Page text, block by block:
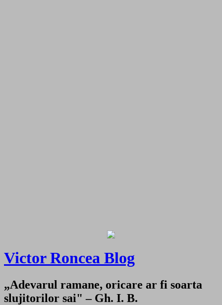
Victor Roncea Blog
„Adevarul ramane, oricare ar fi soarta
slujitorilor sai" – Gh. I. B.